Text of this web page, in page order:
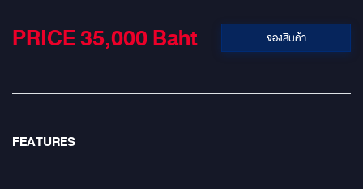
PRICE 35,000Baht จองสินค้า
FEATURES